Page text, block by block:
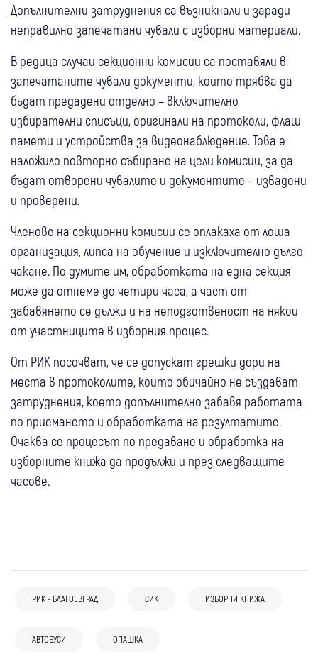
Допълнителни затруднения са възникнали и заради
неправилно запечатани чували с изборни материали.
В редица случаи секционни комисии са поставяли в
запечатаните чували документи, които трябва да
бъдат предадени отделно – включително
избирателни списъци, оригинали на протоколи, флаш
памети и устройства за видеонаблюдение. Това е
наложило повторно събиране на цели комисии, за да
бъдат отворени чувалите и документите – извадени
и проверени.
Членове на секционни комисии се оплакаха от лоша
организация, липса на обучение и изключително дълго
чакане. По думите им, обработката на една секция
може да отнеме до четири часа, а част от
забавянето се дължи и на неподготвеност на някои
от участниците в изборния процес.
От РИК посочват, че се допускат грешки дори на
места в протоколите, които обичайно не създават
затруднения, което допълнително забавя работата
по приемането и обработката на резултатите.
Очаква се процесът по предаване и обработка на
изборните книжа да продължи и през следващите
часове.
РИК - БЛАГОЕВГРАД СИК ИЗБОРНИ КНИЖА
АВТОБУСИ ОПАШКА
кандидатства с проект в МРРБ
България 23 юли
депото за отпадъци и наложи спешно
Белица